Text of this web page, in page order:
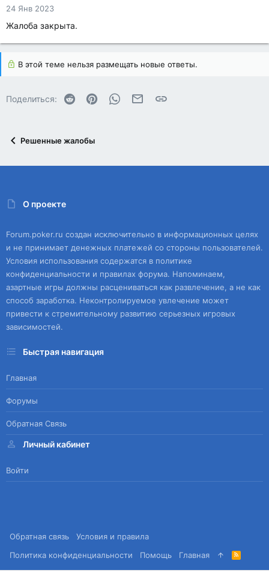
24 Янв 2023
Жалоба закрыта.
В этой теме нельзя размещать новые ответы.
Поделиться: Reddit PinterestWhatsAppЭлектронная почта
Ссылка
Решенные жалобы
О проекте
Forum.poker.ru создан исключительно в информационных целях
и не принимает денежных платежей со стороны пользователей.
Условия использования содержатся в политике
конфиденциальности и правилах форума. Напоминаем,
азартные игры должны расцениваться как развлечение, а не как
способ заработка. Неконтролируемое увлечение может
привести к стремительному развитию серьезных игровых
зависимостей.
Быстрая навигация
Главная
Форумы
Обратная Связь
Личный кабинет
Войти
Обратная связь
Условия и правила
Политика конфиденциальности
Помощь Главная
R
S
S